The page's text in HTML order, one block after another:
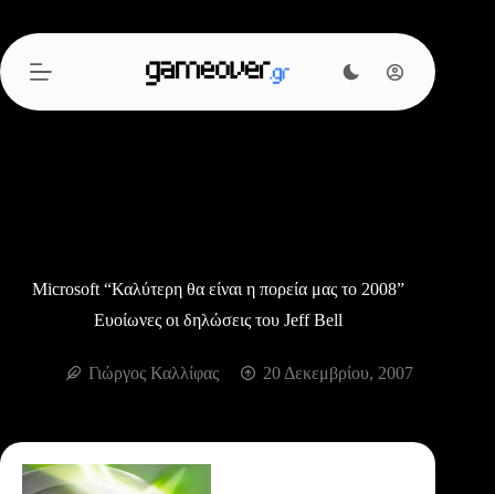
περιεχόμενο
Microsoft “Καλύτερη θα είναι η πορεία μας το 2008”
Ευοίωνες οι δηλώσεις του Jeff Bell
Γιώργος Καλλίφας 20 Δεκεμβρίου, 2007